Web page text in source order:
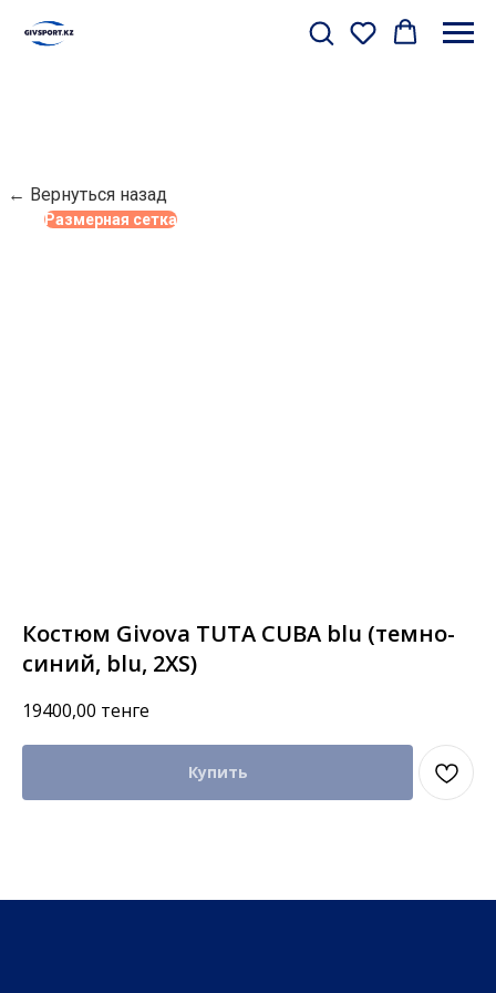
← Вернуться назад
Размерная сетка
Костюм Givova TUTA CUBA blu (темно-
синий, blu, 2XS)
19400,00 тенге
Купить